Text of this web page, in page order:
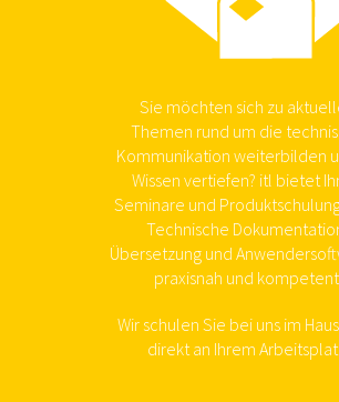
Sie möchten sich zu
Themen rund um die
Kommunikation weiterbilden
Wissen vertiefen? itl bietet
Seminare und
Technische
Übersetzung und
praxisnah und
Wir schulen Sie bei uns im
direkt an Ihrem